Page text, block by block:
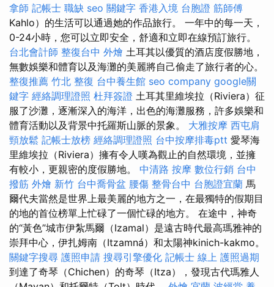
拿師 記帳士 職缺 seo 關鍵字 香港入境 台胞證 筋師傅
Kahlo）的生活可以通過她的作品旅行。 一年中的每一天，
0-24小時，您可以立即安全，舒適和立即在線預訂旅行。
台北會計師 整復台中 外燴 土耳其以優質的酒店度假勝地，
無數娛樂和體育以及海灘的美麗將自己偷走了旅行者的心。
整復推薦 竹北 整復 台中養生館 seo company google關
鍵字 經絡調理證照 杜拜簽證 土耳其里維埃拉（Riviera）征
服了沙灘，逐漸深入的海洋，出色的海灘服務，許多娛樂和
體育活動以及背景中托羅斯山脈的景象。 大雅按摩 西屯肩
頸放鬆 記帳士放榜 經絡調理證照 台中按摩排毒ptt 愛琴海
里維埃拉（Riviera）擁有令人嘆為觀止的自然環境，並擁
有較小，更親密的度假勝地。 中清路 按摩 數位行銷 台中
撥筋 外燴 新竹 台中喬骨盆 腰傷 整骨台中 台胞證宜蘭 馬
爾代夫當然是世界上最美麗的地方之一，在最獨特的假期目
的地的首位榜單上忙碌了一個忙碌的地方。 在途中，神奇
的“黃色”城市伊紮馬爾（Izamal）是遠古時代最高瑪雅神的
崇拜中心，伊扎姆南（Itzamná）和太陽神kinich-kakmo。
關鍵字搜尋 護照申請 搜尋引擎優化 記帳士 線上 護照過期
到達了奇琴（Chichen）的奇琴（Itza），發現古代瑪雅人